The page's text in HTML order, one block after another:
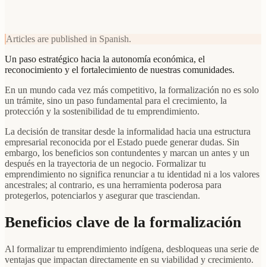
Articles are published in Spanish.
Un paso estratégico hacia la autonomía económica, el
reconocimiento y el fortalecimiento de nuestras comunidades.
En un mundo cada vez más competitivo, la formalización no es solo
un trámite, sino un paso fundamental para el crecimiento, la
protección y la sostenibilidad de tu emprendimiento.
La decisión de transitar desde la informalidad hacia una estructura
empresarial reconocida por el Estado puede generar dudas. Sin
embargo, los beneficios son contundentes y marcan un antes y un
después en la trayectoria de un negocio. Formalizar tu
emprendimiento no significa renunciar a tu identidad ni a los valores
ancestrales; al contrario, es una herramienta poderosa para
protegerlos, potenciarlos y asegurar que trasciendan.
Beneficios clave de la formalización
Al formalizar tu emprendimiento indígena, desbloqueas una serie de
ventajas que impactan directamente en su viabilidad y crecimiento.